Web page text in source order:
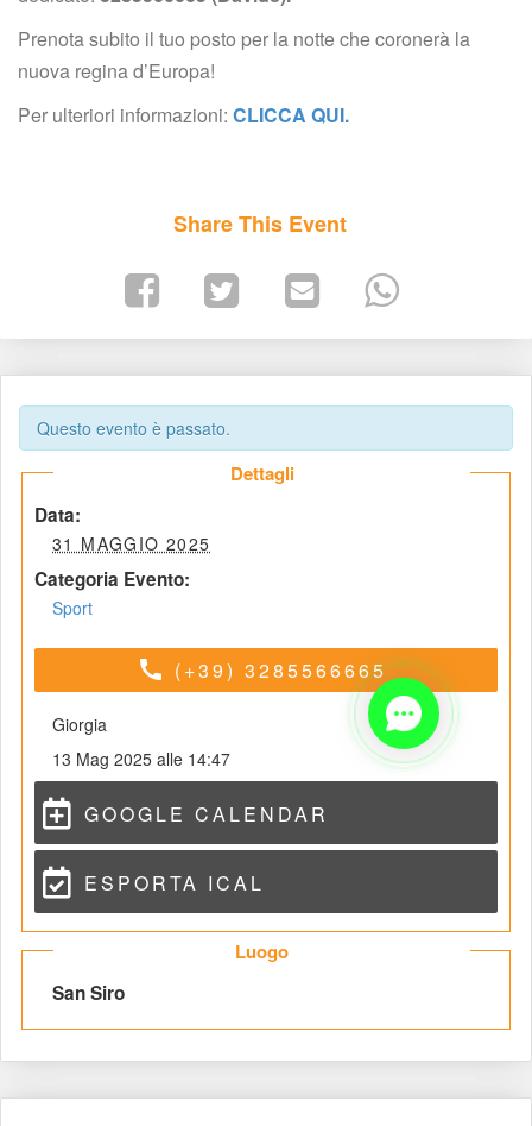
Prenota subito il tuo posto per la notte che coronerà la
nuova regina d’Europa!
Per ulteriori informazioni: CLICCA QUI.
Share This Event
Questo evento è passato.
Dettagli
Data:
31 MAGGIO 2025
Categoria Evento:
Sport
call (+39) 3285566665
Giorgia
13 Mag 2025 alle 14:47
GOOGLE CALENDAR
ESPORTA ICAL
Luogo
San Siro